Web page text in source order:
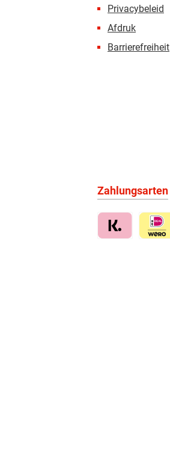
Privacybeleid
Afdruk
Barrierefreiheit
Zahlungsarten